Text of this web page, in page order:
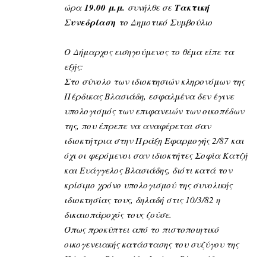
ώρα 19.00 μ.μ. συνήλθε σε Τακτική
Συνεδρίαση το Δημοτικό Συμβούλιο
Ο Δήμαρχος εισηγούμενος το θέμα είπε τα
εξής:
Στο σύνολο των ιδιοκτησιών κληρονόμων της
Πέρδικας Βλασιάδη, εσφαλμένα δεν έγινε
υπολογισμός των επιφανειών των οικοπέδων
της, που έπρεπε να αναφέρεται σαν
ιδιοκτήτρια στην Πράξη Εφαρμογής 2/87 και
όχι οι φερόμενοι σαν ιδιοκτήτες Σοφία Κατζή
και Ευάγγελος Βλασιάδης, διότι κατά τον
κρίσιμο χρόνο υπολογισμού της συνολικής
ιδιοκτησίας τους, δηλαδή στις 10/3/82 η
δικαιοπάροχός τους ζούσε.
Όπως προκύπτει από το πιστοποιητικό
οικογενειακής κατάστασης του συζύγου της